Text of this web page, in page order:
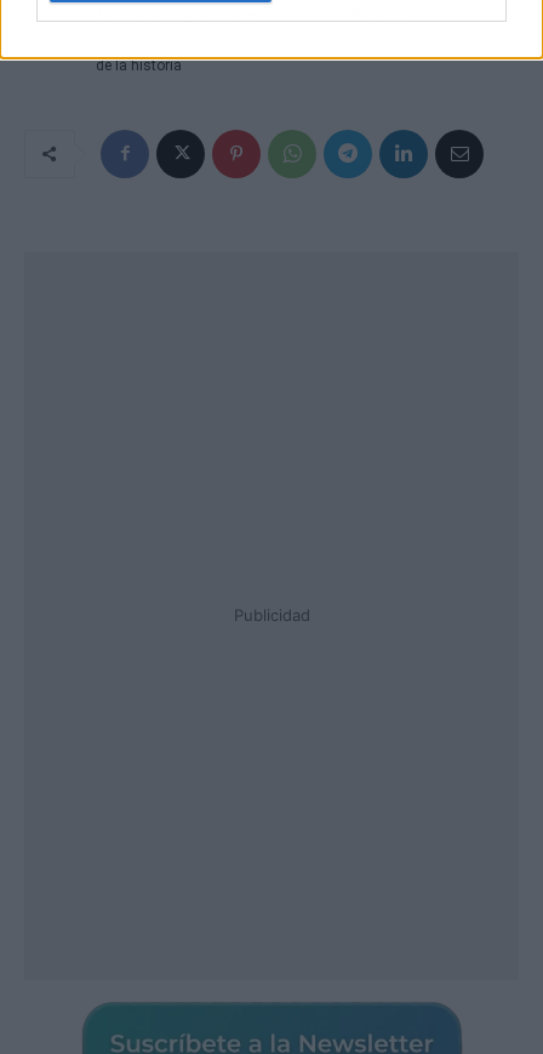
de la historia
Publicidad